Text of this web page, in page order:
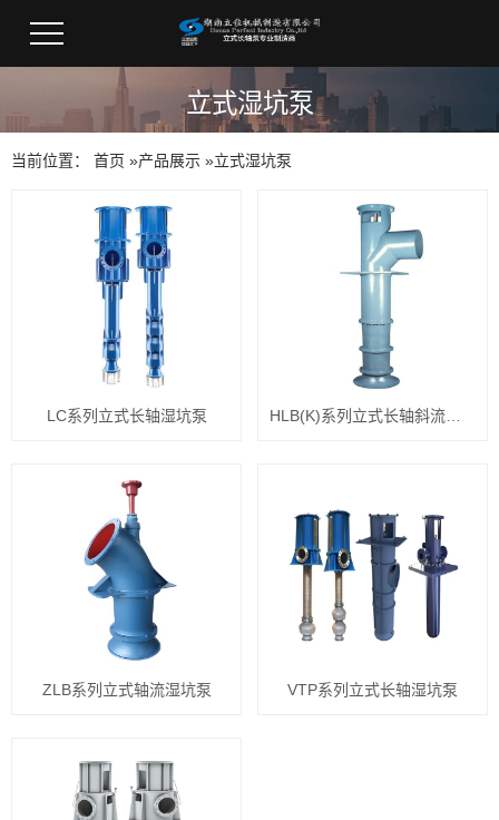
立式湿坑泵
当前位置： 首页 »产品展示 »立式湿坑泵
LC系列立式长轴湿坑泵 HLB(K)系列立式长轴斜流湿坑泵
ZLB系列立式轴流湿坑泵 VTP系列立式长轴湿坑泵